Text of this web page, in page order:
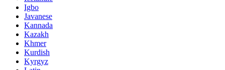
Igbo
Javanese
Kannada
Kazakh
Khmer
Kurdish
Kyrgyz